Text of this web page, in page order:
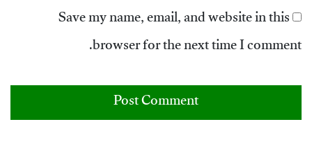
Save my name, email, and website in this
browser for the next time I comment.